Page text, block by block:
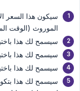
سيكون هذا السعر
الموروث (الوقت
سيسمح لك هذا
سيسمح لك هذا
سيسمح لك هذا
سيسمح لك هذا